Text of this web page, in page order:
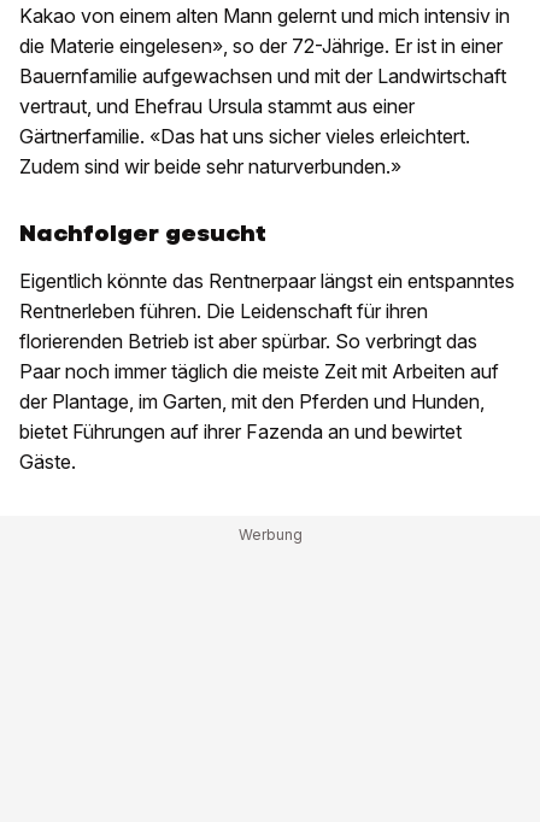
Kakao von einem alten Mann gelernt und mich intensiv in
die Materie eingelesen», so der 72-Jährige. Er ist in einer
Bauernfamilie aufgewachsen und mit der Landwirtschaft
vertraut, und Ehefrau Ursula stammt aus einer
Gärtnerfamilie. «Das hat uns sicher vieles erleichtert.
Zudem sind wir beide sehr naturverbunden.»
Nachfolger gesucht
Eigentlich könnte das Rentnerpaar längst ein entspanntes
Rentnerleben führen. Die Leidenschaft für ihren
florierenden Betrieb ist aber spürbar. So verbringt das
Paar noch immer täglich die meiste Zeit mit Arbeiten auf
der Plantage, im Garten, mit den Pferden und Hunden,
bietet Führungen auf ihrer Fazenda an und bewirtet
Gäste.